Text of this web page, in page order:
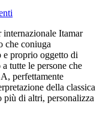
Itamar
coniuga
e proprio oggetto di
tutte le persone che
perfettamente
della classica
più di altri, personalizza